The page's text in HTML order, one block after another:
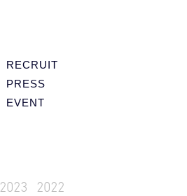
RECRUIT
PRESS
EVENT
2023
2022